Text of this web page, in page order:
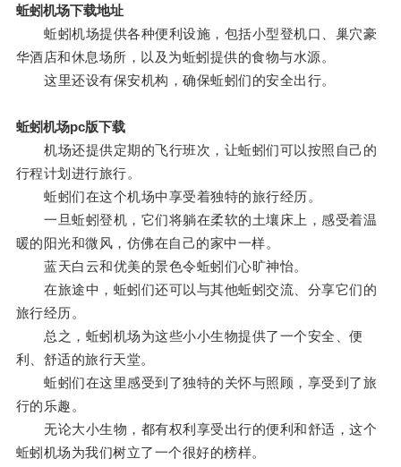
蚯蚓机场下载地址
蚯蚓机场提供各种便利设施，包括小型登机口、巢穴豪
华酒店和休息场所，以及为蚯蚓提供的食物与水源。
这里还设有保安机构，确保蚯蚓们的安全出行。
蚯蚓机场pc版下载
机场还提供定期的飞行班次，让蚯蚓们可以按照自己的
行程计划进行旅行。
蚯蚓们在这个机场中享受着独特的旅行经历。
一旦蚯蚓登机，它们将躺在柔软的土壤床上，感受着温
暖的阳光和微风，仿佛在自己的家中一样。
蓝天白云和优美的景色令蚯蚓们心旷神怡。
在旅途中，蚯蚓们还可以与其他蚯蚓交流、分享它们的
旅行经历。
总之，蚯蚓机场为这些小小生物提供了一个安全、便
利、舒适的旅行天堂。
蚯蚓们在这里感受到了独特的关怀与照顾，享受到了旅
行的乐趣。
无论大小生物，都有权利享受出行的便利和舒适，这个
蚯蚓机场为我们树立了一个很好的榜样。